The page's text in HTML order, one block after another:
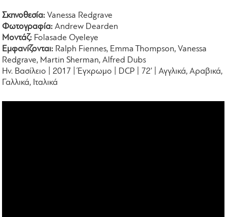
Σκηνοθεσία: Vanessa Redgrave
Φωτογραφία: Andrew Dearden
Μοντάζ: Folasade Oyeleye
Εμφανίζονται: Ralph Fiennes, Emma Thompson, Vanessa
Redgrave, Martin Sherman, Alfred Dubs
Ην. Βασίλειο | 2017 | Έγχρωμο | DCP | 72’ | Αγγλικά, Αραβικά,
Γαλλικά, Ιταλικά